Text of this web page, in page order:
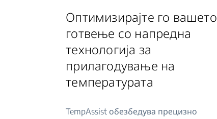
Оптимизирајте го вашето
готвење со напредна
технологија за
прилагодување на
температурата
TempAssist обезбедува прецизно